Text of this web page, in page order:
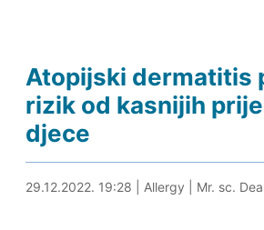
Atopijski dermatitis
rizik od kasnijih
djece
29.12.2022. 19:41
29.12.2022. 19:28 Allergy Mr. sc.